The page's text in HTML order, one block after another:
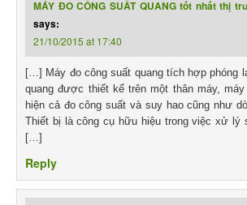
MÁY ĐO CÔNG SUẤT QUANG tốt nhất thị
says:
21/10/2015 at 17:40
[…] Máy đo công suất quang tích hợp phóng
quang được thiết kế trên một thân máy,
hiện cả đo công suất và suy hao cũng như
Thiết bị là công cụ hữu hiệu trong việc xử lý
[…]
Reply